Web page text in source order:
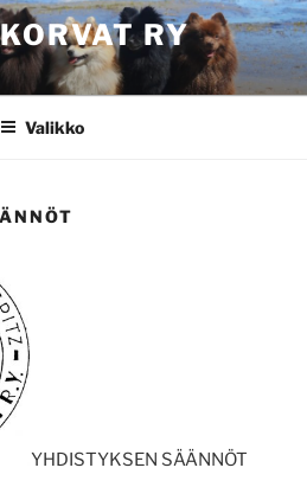
RY
Valikko
YHDISTYKSEN SÄÄNNÖT